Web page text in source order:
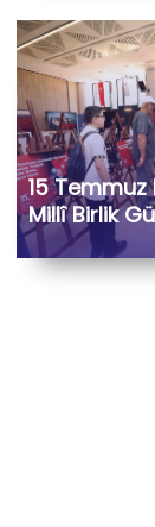
15
Millî Birlik
Sergiyi